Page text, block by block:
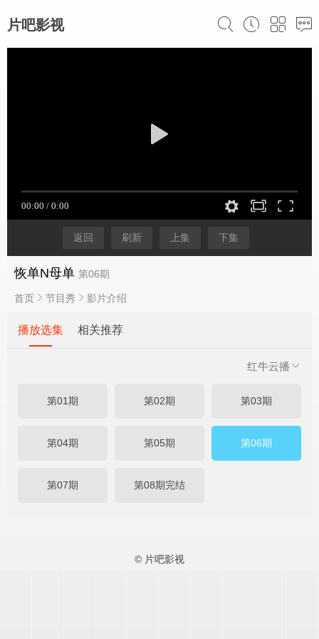
片吧影视
返回 刷新 上集 下集
恢单N母单 第06期
首页 节目秀 影片介绍
播放选集 相关推荐
红牛云播
第01期 第02期 第03期
第04期 第05期 第06期
第07期 第08期完结
© 片吧影视